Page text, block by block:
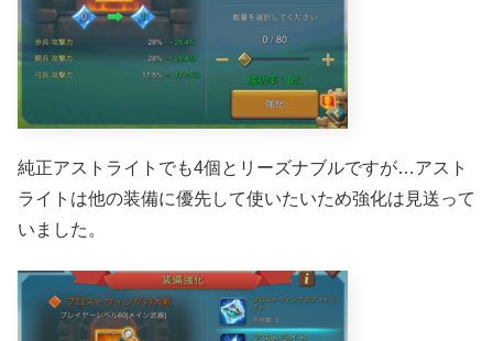
純正アストライトでも4個とリーズナブルですが…アスト
ライトは他の装備に優先して使いたいため強化は見送って
いました。